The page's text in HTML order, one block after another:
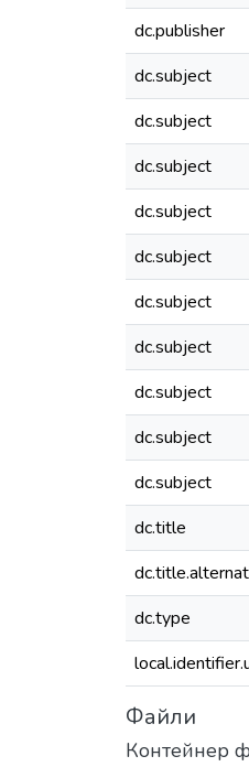
dc.publisher
dc.subject
dc.subject
dc.subject
dc.subject
dc.subject
dc.subject
dc.subject
dc.subject
dc.subject
dc.subject
dc.title
dc.type
Файли
Контейнер